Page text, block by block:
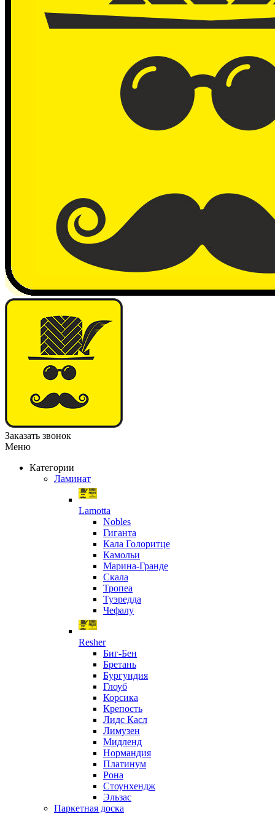
Заказать звонок
Меню
Категории
Ламинат
Lamotta
Nobles
Гиганта
Кала Голоритце
Камольи
Марина-Гранде
Скала
Тропеа
Туэредда
Чефалу
Resher
Биг-Бен
Бретань
Бургундия
Глоуб
Корсика
Крепость
Лидс Касл
Лимузен
Мидленд
Нормандия
Платинум
Рона
Стоунхендж
Эльзас
Паркетная доска